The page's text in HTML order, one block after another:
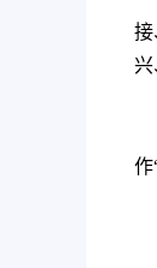
兴
作